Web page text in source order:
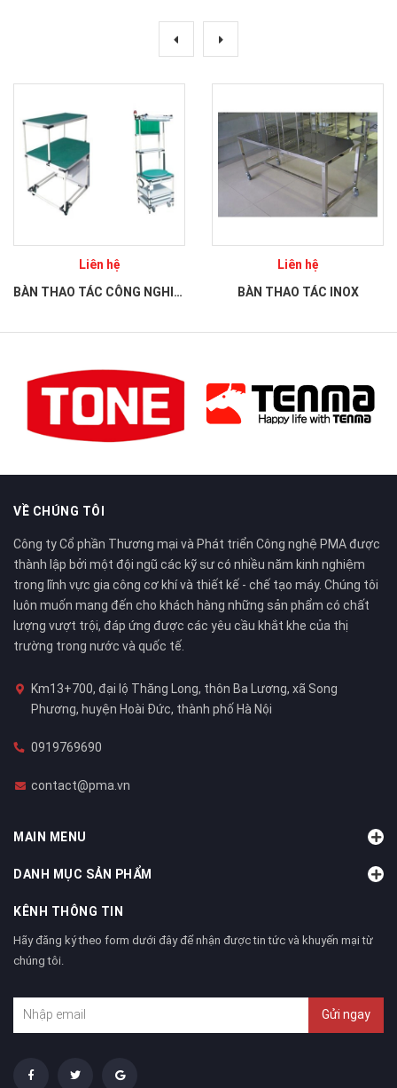
Liên hệ
BÀN THAO TÁC CÔNG NGHIỆP
Liên hệ
BÀN THAO TÁC INOX
VỀ CHÚNG TÔI
Công ty Cổ phần Thương mại và Phát triển Công nghệ PMA được
thành lập bởi một đội ngũ các kỹ sư có nhiều năm kinh nghiệm
trong lĩnh vực gia công cơ khí và thiết kế - chế tạo máy. Chúng tôi
luôn muốn mang đến cho khách hàng những sản phẩm có chất
lượng vượt trội, đáp ứng được các yêu cầu khắt khe của thị
trường trong nước và quốc tế.
Km13+700, đại lộ Thăng Long, thôn Ba Lương, xã Song
Phương, huyện Hoài Đức, thành phố Hà Nội
0919769690
contact@pma.vn
MAIN MENU
DANH MỤC SẢN PHẨM
KÊNH THÔNG TIN
Hãy đăng ký theo form dưới đây để nhận được tin tức và khuyến mại từ
chúng tôi.
Gửi ngay